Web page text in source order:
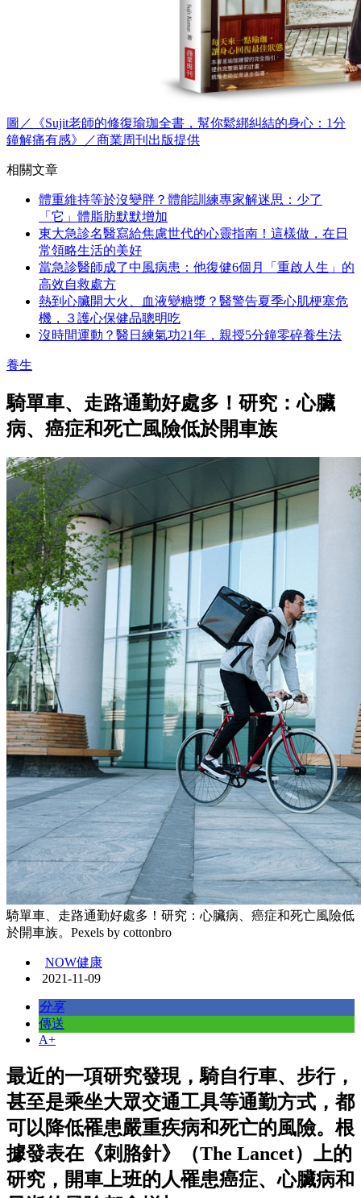
圖／《Sujit老師的修復瑜珈全書，幫你鬆綁糾結的身心：1分
鐘解痛有感》／商業周刊出版提供
相關文章
體重維持等於沒變胖？體能訓練專家解迷思：少了
「它」體脂肪默默增加
東大急診名醫寫給焦慮世代的心靈指南！這樣做，在日
常領略生活的美好
當急診醫師成了中風病患：他復健6個月「重啟人生」的
高效自救處方
熱到心臟開大火、血液變糖漿？醫警告夏季心肌梗塞危
機，３護心保健品聰明吃
沒時間運動？醫日練氣功21年，親授5分鐘零碎養生法
養生
騎單車、走路通勤好處多！研究：心臟
病、癌症和死亡風險低於開車族
騎單車、走路通勤好處多！研究：心臟病、癌症和死亡風險低
於開車族。Pexels by cottonbro
NOW健康
2021-11-09
分享
傳送
A+
最近的一項研究發現，騎自行車、步行，
甚至是乘坐大眾交通工具等通勤方式，都
可以降低罹患嚴重疾病和死亡的風險。根
據發表在《刺胳針》（The Lancet）上的
研究，開車上班的人罹患癌症、心臟病和